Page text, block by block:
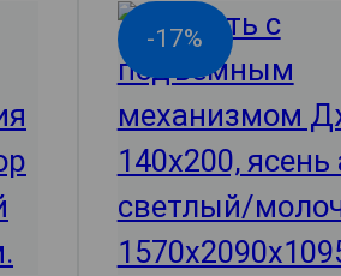
-17%